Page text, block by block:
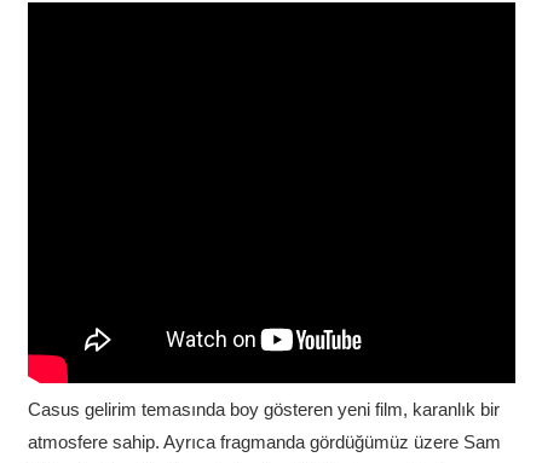
Casus gelirim temasında boy gösteren yeni film, karanlık bir
atmosfere sahip. Ayrıca fragmanda gördüğümüz üzere Sam